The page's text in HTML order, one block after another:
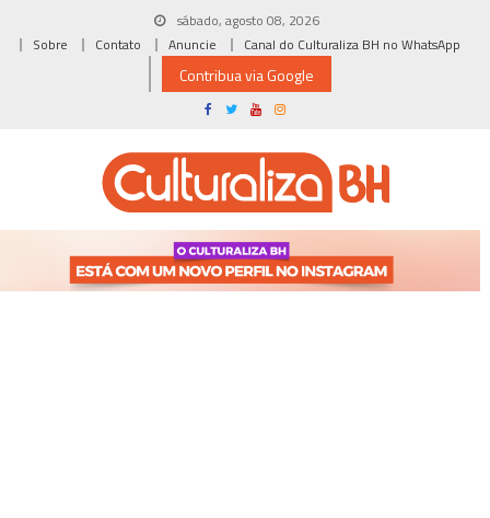
sábado, agosto 08, 2026
Sobre
Contato Anuncie Canal do Culturaliza BH no WhatsApp
Contribua via Google